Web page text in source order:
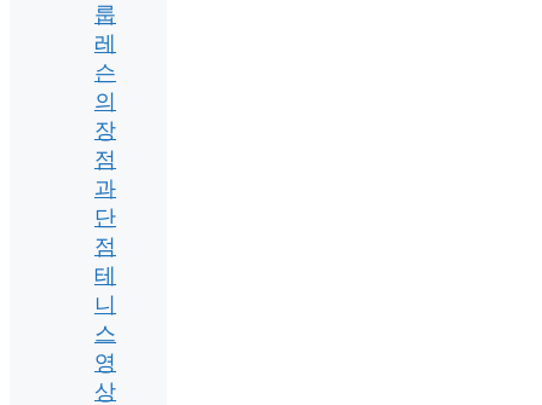
룹
레
슨
의
장
점
과
단
점
테
니
스
영
상